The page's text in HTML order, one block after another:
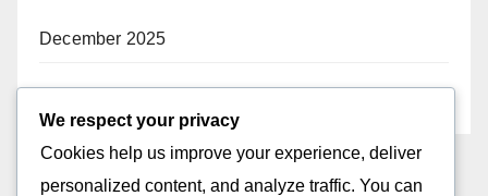
December 2025
We respect your privacy
Cookies help us improve your experience, deliver
personalized content, and analyze traffic. You can